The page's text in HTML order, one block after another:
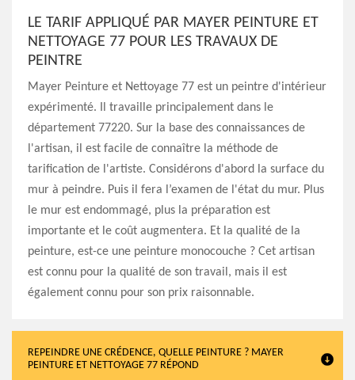
LE TARIF APPLIQUÉ PAR MAYER PEINTURE ET
NETTOYAGE 77 POUR LES TRAVAUX DE
PEINTRE
Mayer Peinture et Nettoyage 77 est un peintre d'intérieur
expérimenté. Il travaille principalement dans le
département 77220. Sur la base des connaissances de
l'artisan, il est facile de connaître la méthode de
tarification de l'artiste. Considérons d'abord la surface du
mur à peindre. Puis il fera l’examen de l'état du mur. Plus
le mur est endommagé, plus la préparation est
importante et le coût augmentera. Et la qualité de la
peinture, est-ce une peinture monocouche ? Cet artisan
est connu pour la qualité de son travail, mais il est
également connu pour son prix raisonnable.
REPEINDRE UNE CRÉDENCE, QUELLE PEINTURE ? MAYER
PEINTURE ET NETTOYAGE 77 RÉPOND